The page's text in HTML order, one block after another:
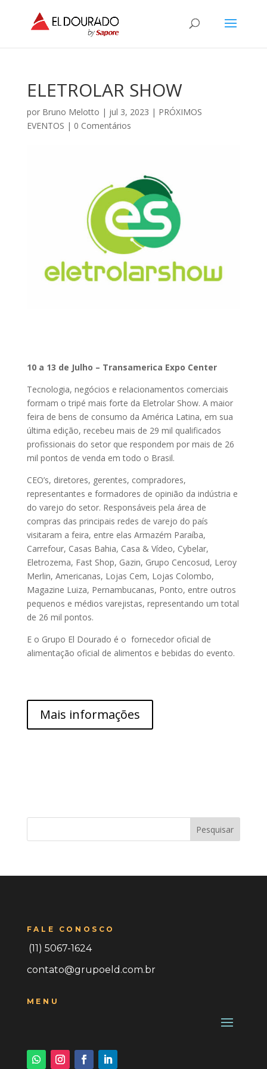
ELETROLAR SHOW
por Bruno Melotto | jul 3, 2023 | PRÓXIMOS
EVENTOS | 0 Comentários
10 a 13 de Julho – Transamerica Expo Center
Tecnologia, negócios e relacionamentos comerciais
formam o tripé mais forte da Eletrolar Show. A maior
feira de bens de consumo da América Latina, em sua
última edição, recebeu mais de 29 mil qualificados
profissionais do setor que respondem por mais de 26
mil pontos de venda em todo o Brasil.
CEO’s, diretores, gerentes, compradores,
representantes e formadores de opinião da indústria e
do varejo do setor. Responsáveis pela área de
compras das principais redes de varejo do país
visitaram a feira, entre elas Armazém Paraíba,
Carrefour, Casas Bahia, Casa & Vídeo, Cybelar,
Eletrozema, Fast Shop, Gazin, Grupo Cencosud, Leroy
Merlin, Americanas, Lojas Cem, Lojas Colombo,
Magazine Luiza, Pernambucanas, Ponto, entre outros
pequenos e médios varejistas, representando um total
de 26 mil pontos.
E o Grupo El Dourado é o fornecedor oficial de
alimentação oficial de alimentos e bebidas do evento.
Mais informações
Pesquisar
FALE CONOSCO
(11) 5067-1624
contato@grupoeld.com.br
MENU